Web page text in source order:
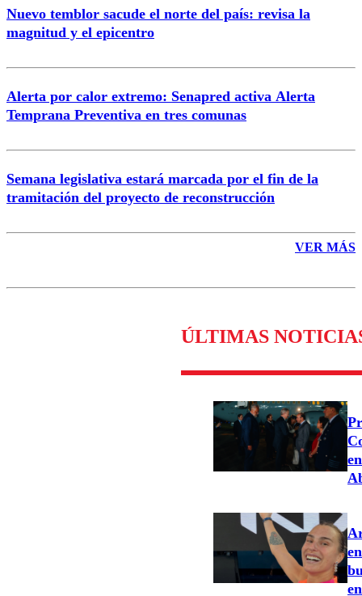
Nuevo temblor sacude el norte del país: revisa la
magnitud y el epicentro
Alerta por calor extremo: Senapred activa Alerta
Temprana Preventiva en tres comunas
Semana legislativa estará marcada por el fin de la
tramitación del proyecto de reconstrucción
VER MÁS
ÚLTIMAS